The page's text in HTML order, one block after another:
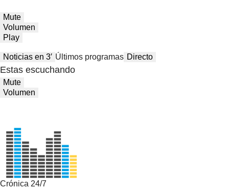
Mute
Volumen
Play
Noticias en 3′ Últimos programas Directo
Estas escuchando
Mute
Volumen
Crónica 24/7